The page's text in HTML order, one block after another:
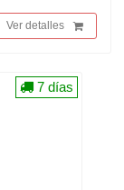
Ver detalles
7 días